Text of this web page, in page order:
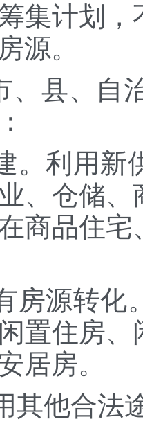
集计划
源。
、县、自
。利用
、仓储
商品住
房源转
置住房
居房。
其他合法